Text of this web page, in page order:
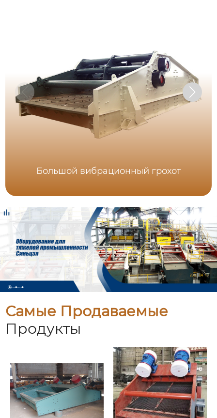
Большой вибрационный грохот
Самые Продаваемые
Продукты